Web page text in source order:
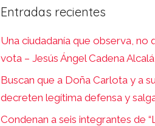
Entradas recientes
Una ciudadanía que observa, no
vota – Jesús Ángel Cadena Alcalá
Buscan que a Doña Carlota y a
decreten legítima defensa y
Condenan a seis integrantes de